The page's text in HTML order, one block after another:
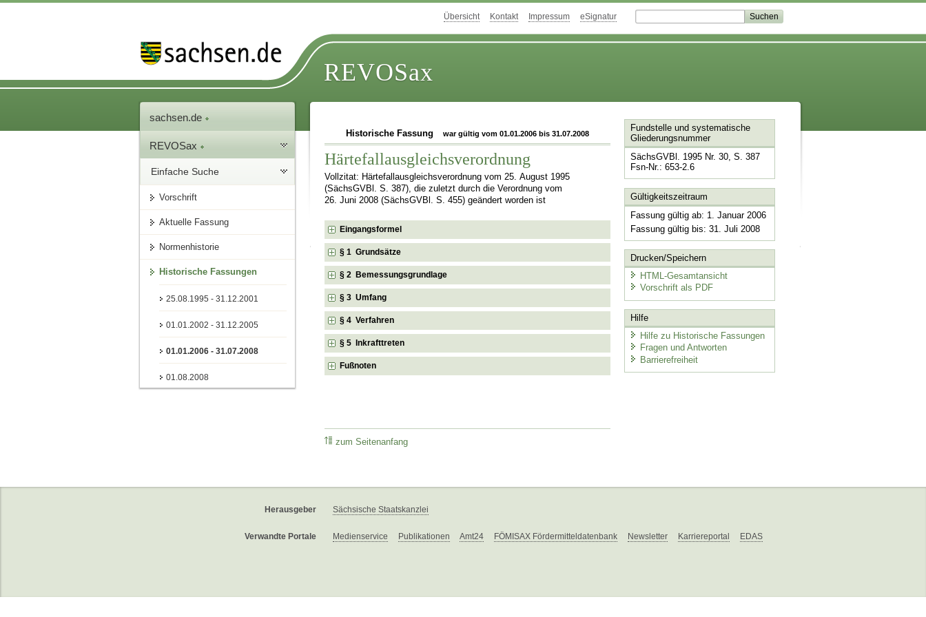
Übersicht Kontakt Impressum eSignatur
REVOSax
sachsen.de
REVOSax
Einfache Suche
Vorschrift
Aktuelle Fassung
Normenhistorie
Historische Fassungen
25.08.1995 - 31.12.2001
01.01.2002 - 31.12.2005
01.01.2006 - 31.07.2008
01.08.2008
Historische Fassung war gültig vom 01.01.2006 bis 31.07.2008
Härtefallausgleichsverordnung
Vollzitat: Härtefallausgleichsverordnung vom 25. August 1995
(SächsGVBl. S. 387), die zuletzt durch die Verordnung vom
26. Juni 2008 (SächsGVBl. S. 455) geändert worden ist
Eingangsformel
§ 1 Grundsätze
§ 2 Bemessungsgrundlage
§ 3 Umfang
§ 4 Verfahren
§ 5 Inkrafttreten
Fußnoten
zum Seitenanfang
Fundstelle und systematische
Gliederungsnummer
SächsGVBl. 1995 Nr. 30, S. 387
Fsn-Nr.: 653-2.6
Gültigkeitszeitraum
Fassung gültig ab: 1. Januar 2006
Fassung gültig bis: 31. Juli 2008
Drucken/Speichern
HTML-Gesamtansicht
Vorschrift als PDF
Hilfe
Hilfe zu Historische Fassungen
Fragen und Antworten
Barrierefreiheit
Herausgeber Sächsische Staatskanzlei
Verwandte Portale Medienservice Publikationen Amt24 FÖMISAX Fördermitteldatenbank Newsletter Karriereportal EDAS